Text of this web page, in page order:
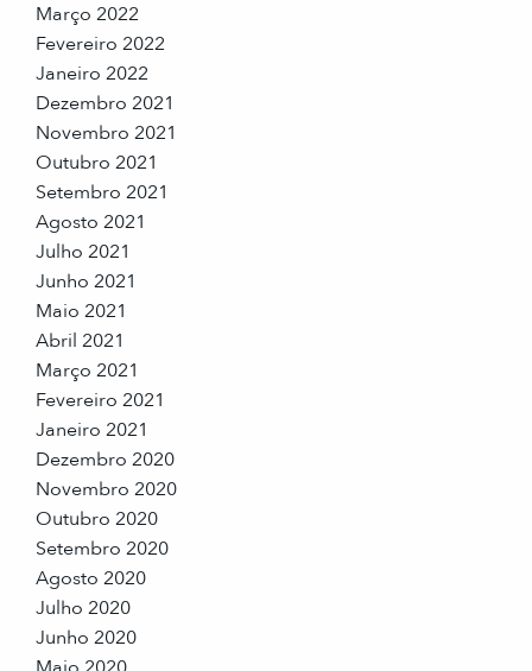
Março 2022
Fevereiro 2022
Janeiro 2022
Dezembro 2021
Novembro 2021
Outubro 2021
Setembro 2021
Agosto 2021
Julho 2021
Junho 2021
Maio 2021
Abril 2021
Março 2021
Fevereiro 2021
Janeiro 2021
Dezembro 2020
Novembro 2020
Outubro 2020
Setembro 2020
Agosto 2020
Julho 2020
Junho 2020